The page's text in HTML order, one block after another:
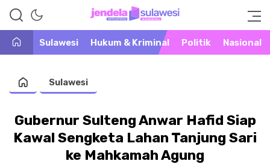
Jendela Sulawesi
Warta Peristiwa di Khatulistiwa
Sulawesi
Hukum & Kriminal Politik Nasional
Sulawesi
Gubernur Sulteng Anwar Hafid Siap
Kawal Sengketa Lahan Tanjung Sari
ke Mahkamah Agung